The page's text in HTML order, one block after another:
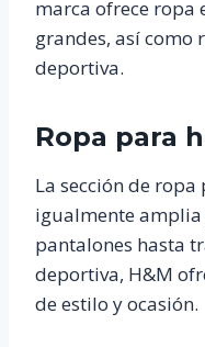
marca ofrece ropa
grandes, así como
deportiva.
Ropa para
La sección de
igualmente amplia
pantalones hasta
deportiva, H&M
de estilo y ocasión.